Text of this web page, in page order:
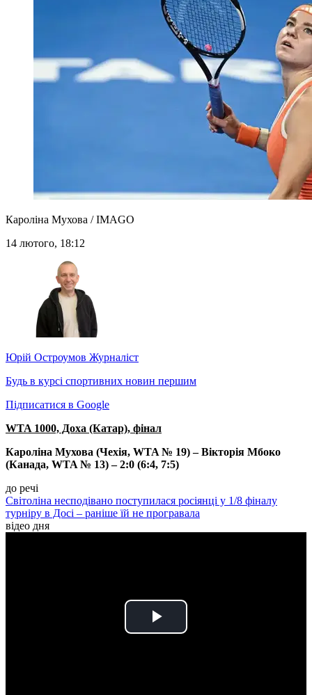
Кароліна Мухова / IMAGO
14 лютого, 18:12
Юрій Остроумов Журналіст
Будь в курсі спортивних новин першим
Підписатися в Google
WTA 1000, Доха (Катар), фінал
Кароліна Мухова (Чехія, WTA № 19) – Вікторія Мбоко
(Канада, WTA № 13) – 2:0 (6:4, 7:5)
до речі
Світоліна несподівано поступилася росіянці у 1/8 фіналу
турніру в Досі – раніше їй не програвала
відео дня
Play